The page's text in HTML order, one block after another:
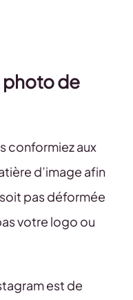
photo de
conformiez aux
d’image afin
pas déformée
votre logo ou
est de